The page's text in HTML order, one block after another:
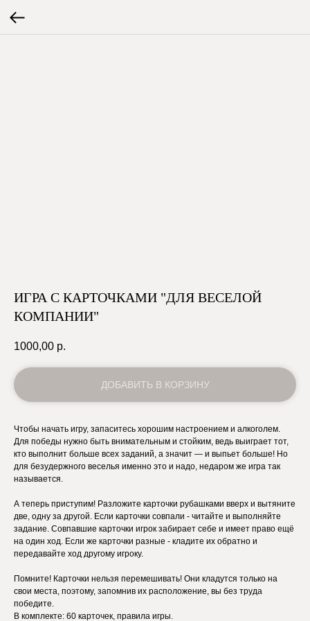
ИГРА С КАРТОЧКАМИ "ДЛЯ ВЕСЕЛОЙ
КОМПАНИИ"
1000,00 р.
ДОБАВИТЬ В КОРЗИНУ
Чтобы начать игру, запаситесь хорошим настроением и алкоголем.
Для победы нужно быть внимательным и стойким, ведь выиграет тот,
кто выполнит больше всех заданий, а значит — и выпьет больше! Но
для безудержного веселья именно это и надо, недаром же игра так
называется.
А теперь приступим! Разложите карточки рубашками вверх и вытяните
две, одну за другой. Если карточки совпали - читайте и выполняйте
задание. Совпавшие карточки игрок забирает себе и имеет право ещё
на один ход. Если же карточки разные - кладите их обратно и
передавайте ход другому игроку.
Помните! Карточки нельзя перемешивать! Они кладутся только на
свои места, поэтому, запомнив их расположение, вы без труда
победите.
В комплекте: 60 карточек, правила игры.